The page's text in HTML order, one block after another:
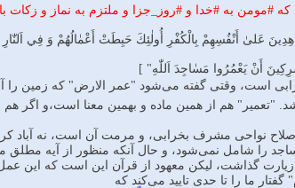
كه #مومن به #خدا و #روز_جزا و ملتزم به نماز و زكات
عَلىٰ أَنْفُسِهِمْ بِالْكُفْرِ أُولٰئِكَ حَبِطَتْ أَعْمٰالُهُمْ وَ فِي اَلنّٰارِ
أَنْ يَعْمُرُوا مَسٰاجِدَ اَللّٰهِ‌" ]
است، وقتى گفته مى‌شود "عمر الارض" كه زمين را
"تعمير" هم از همين ماده و بهمين معنا است،و اگر
نواحى مشرف بخرابى، و مرمت آن است، نه آباد كردن
را شامل نمى‌شود، و حال آنكه منظور از آيه مطلق
گذاشت، ليكن معهود از قرآن اين است كه اين عمل
ما را تا حدى تاييد مى‌كند كه